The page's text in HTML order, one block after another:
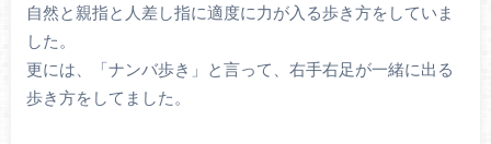
自然と親指と人差し指に適度に力が入る歩き方をしていま
した。
更には、「ナンバ歩き」と言って、右手右足が一緒に出る
歩き方をしてました。